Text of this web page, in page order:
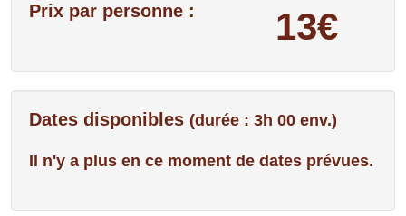
Prix par personne : 13€
Dates disponibles (durée : 3h 00 env.)
Il n'y a plus en ce moment de dates prévues.